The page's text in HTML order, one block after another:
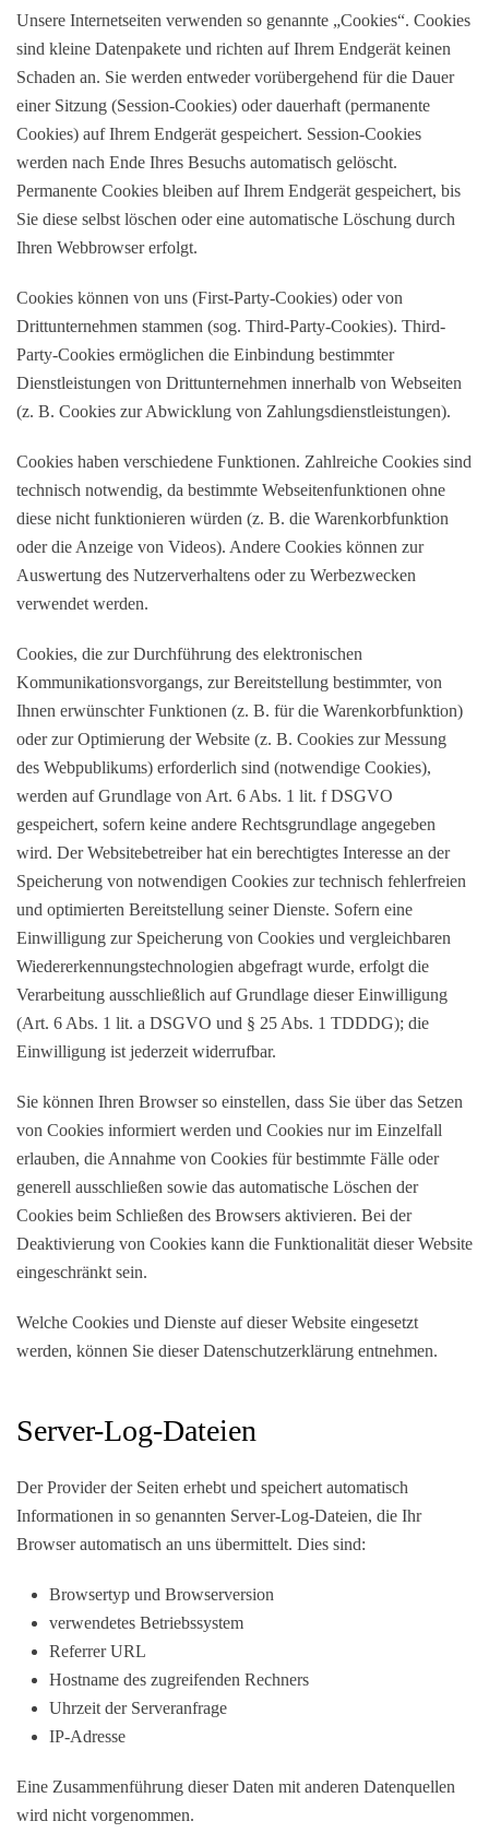
Unsere Internetseiten verwenden so genannte „Cookies“. Cookies
sind kleine Datenpakete und richten auf Ihrem Endgerät keinen
Schaden an. Sie werden entweder vorübergehend für die Dauer
einer Sitzung (Session-Cookies) oder dauerhaft (permanente
Cookies) auf Ihrem Endgerät gespeichert. Session-Cookies
werden nach Ende Ihres Besuchs automatisch gelöscht.
Permanente Cookies bleiben auf Ihrem Endgerät gespeichert, bis
Sie diese selbst löschen oder eine automatische Löschung durch
Ihren Webbrowser erfolgt.
Cookies können von uns (First-Party-Cookies) oder von
Drittunternehmen stammen (sog. Third-Party-Cookies). Third-
Party-Cookies ermöglichen die Einbindung bestimmter
Dienstleistungen von Drittunternehmen innerhalb von Webseiten
(z. B. Cookies zur Abwicklung von Zahlungsdienstleistungen).
Cookies haben verschiedene Funktionen. Zahlreiche Cookies sind
technisch notwendig, da bestimmte Webseitenfunktionen ohne
diese nicht funktionieren würden (z. B. die Warenkorbfunktion
oder die Anzeige von Videos). Andere Cookies können zur
Auswertung des Nutzerverhaltens oder zu Werbezwecken
verwendet werden.
Cookies, die zur Durchführung des elektronischen
Kommunikationsvorgangs, zur Bereitstellung bestimmter, von
Ihnen erwünschter Funktionen (z. B. für die Warenkorbfunktion)
oder zur Optimierung der Website (z. B. Cookies zur Messung
des Webpublikums) erforderlich sind (notwendige Cookies),
werden auf Grundlage von Art. 6 Abs. 1 lit. f DSGVO
gespeichert, sofern keine andere Rechtsgrundlage angegeben
wird. Der Websitebetreiber hat ein berechtigtes Interesse an der
Speicherung von notwendigen Cookies zur technisch fehlerfreien
und optimierten Bereitstellung seiner Dienste. Sofern eine
Einwilligung zur Speicherung von Cookies und vergleichbaren
Wiedererkennungstechnologien abgefragt wurde, erfolgt die
Verarbeitung ausschließlich auf Grundlage dieser Einwilligung
(Art. 6 Abs. 1 lit. a DSGVO und § 25 Abs. 1 TDDDG); die
Einwilligung ist jederzeit widerrufbar.
Sie können Ihren Browser so einstellen, dass Sie über das Setzen
von Cookies informiert werden und Cookies nur im Einzelfall
erlauben, die Annahme von Cookies für bestimmte Fälle oder
generell ausschließen sowie das automatische Löschen der
Cookies beim Schließen des Browsers aktivieren. Bei der
Deaktivierung von Cookies kann die Funktionalität dieser Website
eingeschränkt sein.
Welche Cookies und Dienste auf dieser Website eingesetzt
werden, können Sie dieser Datenschutzerklärung entnehmen.
Server-Log-Dateien
Der Provider der Seiten erhebt und speichert automatisch
Informationen in so genannten Server-Log-Dateien, die Ihr
Browser automatisch an uns übermittelt. Dies sind:
Browsertyp und Browserversion
verwendetes Betriebssystem
Referrer URL
Hostname des zugreifenden Rechners
Uhrzeit der Serveranfrage
IP-Adresse
Eine Zusammenführung dieser Daten mit anderen Datenquellen
wird nicht vorgenommen.